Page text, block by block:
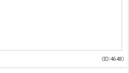
（ID:4648）